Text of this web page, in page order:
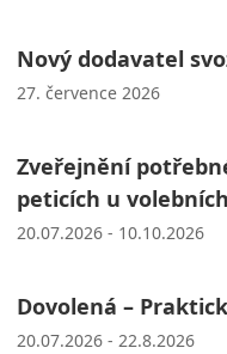
Nový dodavatel
27. července 2026
Zveřejnění
peticích u volebních
20.07.2026 - 10.10.2026
Dovolená –
20.07.2026 - 22.8.2026